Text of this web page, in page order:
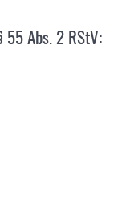
Abs. 2 RStV: